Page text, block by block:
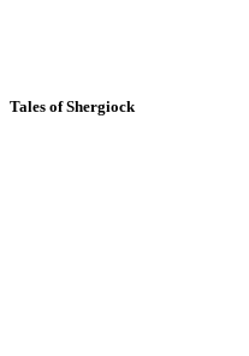
Tales of Shergiock